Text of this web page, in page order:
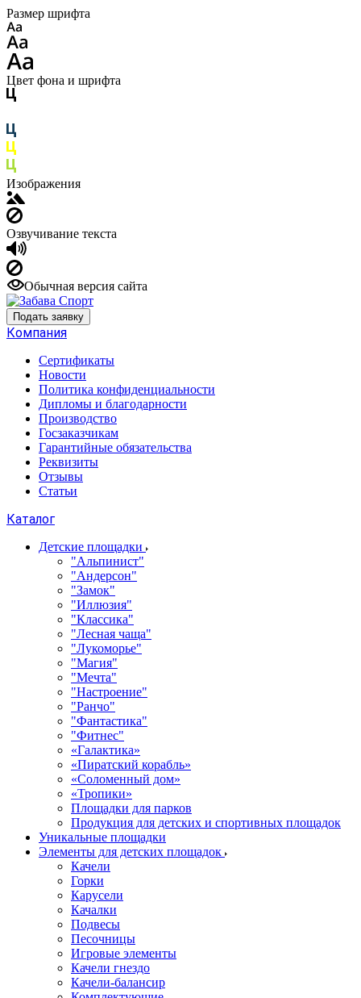
Размер шрифта
Цвет фона и шрифта
Изображения
Озвучивание текста
Обычная версия сайта
Подать заявку
Компания
Сертификаты
Новости
Политика конфиденциальности
Дипломы и благодарности
Производство
Госзаказчикам
Гарантийные обязательства
Реквизиты
Отзывы
Статьи
Каталог
Детские площадки
"Альпинист"
"Андерсон"
"Замок"
"Иллюзия"
"Классика"
"Лесная чаща"
"Лукоморье"
"Магия"
"Мечта"
"Настроение"
"Ранчо"
"Фантастика"
"Фитнес"
«Галактика»
«Пиратский корабль»
«Соломенный дом»
«Тропики»
Площадки для парков
Продукция для детских и спортивных площадок
Уникальные площадки
Элементы для детских площадок
Качели
Горки
Карусели
Качалки
Подвесы
Песочницы
Игровые элементы
Качели гнездо
Качели-балансир